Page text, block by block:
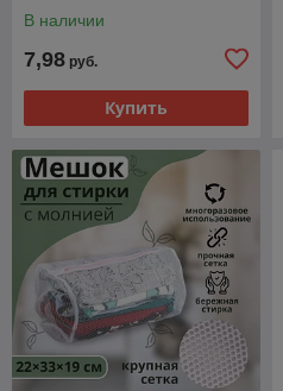
В наличии
7,98 руб.
Купить